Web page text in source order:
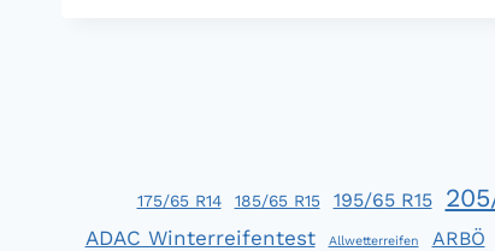
NICHT
TEUER
175/65 R14 185/65 R15 195/65 R15
ADAC Winterreifentest Allwetterreifen ARBÖ